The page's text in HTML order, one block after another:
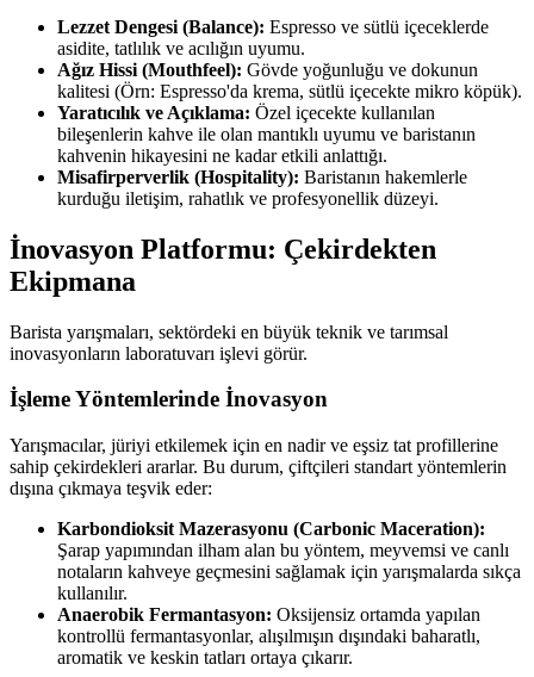
Lezzet Dengesi (Balance): Espresso ve sütlü içeceklerde
asidite, tatlılık ve acılığın uyumu.
Ağız Hissi (Mouthfeel): Gövde yoğunluğu ve dokunun
kalitesi (Örn: Espresso'da krema, sütlü içecekte mikro köpük).
Yaratıcılık ve Açıklama: Özel içecekte kullanılan
bileşenlerin kahve ile olan mantıklı uyumu ve baristanın
kahvenin hikayesini ne kadar etkili anlattığı.
Misafirperverlik (Hospitality): Baristanın hakemlerle
kurduğu iletişim, rahatlık ve profesyonellik düzeyi.
İnovasyon Platformu: Çekirdekten
Ekipmana
Barista yarışmaları, sektördeki en büyük teknik ve tarımsal
inovasyonların laboratuvarı işlevi görür.
İşleme Yöntemlerinde İnovasyon
Yarışmacılar, jüriyi etkilemek için en nadir ve eşsiz tat profillerine
sahip çekirdekleri ararlar. Bu durum, çiftçileri standart yöntemlerin
dışına çıkmaya teşvik eder:
Karbondioksit Mazerasyonu (Carbonic Maceration):
Şarap yapımından ilham alan bu yöntem, meyvemsi ve canlı
notaların kahveye geçmesini sağlamak için yarışmalarda sıkça
kullanılır.
Anaerobik Fermantasyon: Oksijensiz ortamda yapılan
kontrollü fermantasyonlar, alışılmışın dışındaki baharatlı,
aromatik ve keskin tatları ortaya çıkarır.